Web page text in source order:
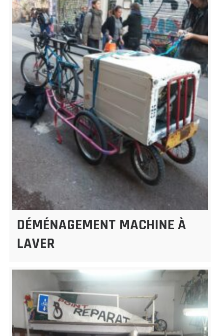
DÉMÉNAGEMENT MACHINE À
LAVER